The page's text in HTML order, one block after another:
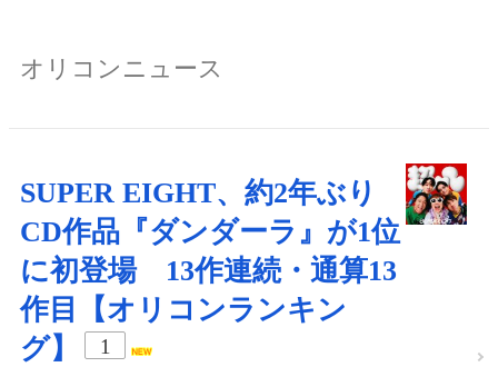
オリコンニュース
SUPER EIGHT、約2年ぶり
CD作品『ダンダーラ』が1位
に初登場 13作連続・通算13
作目【オリコンランキン
グ】
1